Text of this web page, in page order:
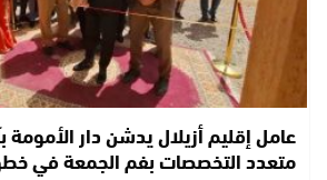
عامل إقليم أزيلال يدشن دار الأمومة
متعدد التخصصات بفم الجمعة في